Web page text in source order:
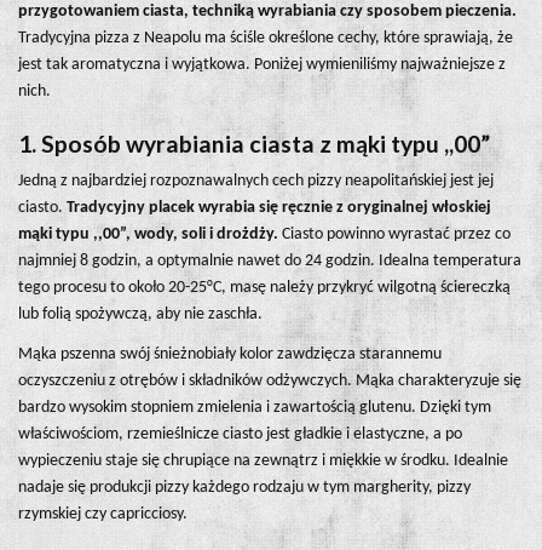
przygotowaniem ciasta, techniką wyrabiania czy sposobem pieczenia.
Tradycyjna pizza z Neapolu ma ściśle określone cechy, które sprawiają, że
jest tak aromatyczna i wyjątkowa. Poniżej wymieniliśmy najważniejsze z
nich.
1. Sposób wyrabiania ciasta z mąki typu ,,00”
Jedną z najbardziej rozpoznawalnych cech pizzy neapolitańskiej jest jej
ciasto. Tradycyjny placek wyrabia się ręcznie z oryginalnej włoskiej
mąki typu ,,00”, wody, soli i drożdży. Ciasto powinno wyrastać przez co
najmniej 8 godzin, a optymalnie nawet do 24 godzin. Idealna temperatura
tego procesu to około 20-25°C, masę należy przykryć wilgotną ściereczką
lub folią spożywczą, aby nie zaschła.
Mąka pszenna swój śnieżnobiały kolor zawdzięcza starannemu
oczyszczeniu z otrębów i składników odżywczych. Mąka charakteryzuje się
bardzo wysokim stopniem zmielenia i zawartością glutenu. Dzięki tym
właściwościom, rzemieślnicze ciasto jest gładkie i elastyczne, a po
wypieczeniu staje się chrupiące na zewnątrz i miękkie w środku. Idealnie
nadaje się produkcji pizzy każdego rodzaju w tym margherity, pizzy
rzymskiej czy capricciosy.